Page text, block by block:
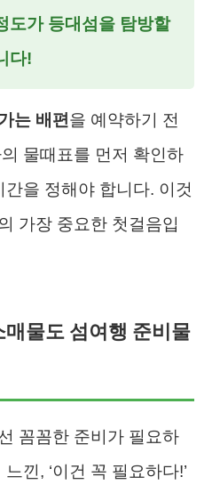
도가 등대섬을 탐방할
다!
는 배편 을 예약하기 전
물때표를 먼저 확인하
을 정해야 합니다. 이것
가장 중요한 첫걸음입
매물도 섬여행 준비물
꼼꼼한 준비가 필요하
낀, ‘이건 꼭 필요하다!’